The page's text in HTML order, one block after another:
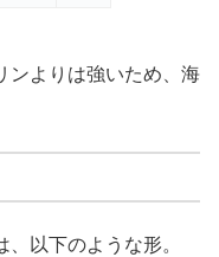
ンよりは強いため、海
以下のような形。